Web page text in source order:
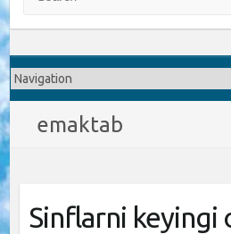
emaktab
Sinflarni keyingi